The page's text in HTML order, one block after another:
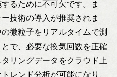
るために不可欠です。ま
技術の導入が推奨されま
微粒子をリアルタイムで測
で、必要な換気回数を正確
リングデータをクラウド上
レンド分析が可能になり、